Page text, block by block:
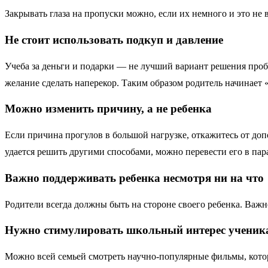
Закрывать глаза на пропуски можно, если их немного и это
Не стоит использовать подкуп и давление
Учеба за деньги и подарки — не лучший вариант решения
желание сделать наперекор. Таким образом родитель
Можно изменить причину, а не ребенка
Если причина прогулов в большой нагрузке, откажитесь от
удается решить другими способами, можно перевести его в
Важно поддерживать ребенка несмотря ни на что
Родители всегда должны быть на стороне своего ребенка.
Нужно стимулировать школьный интерес
Можно всей семьей смотреть научно-популярные фильмы,